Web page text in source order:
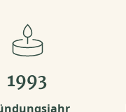
1993